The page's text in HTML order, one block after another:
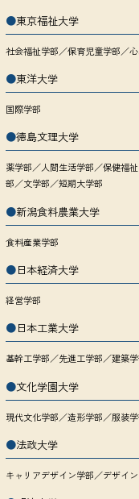
●東京福祉大学
社会福祉学部／保育児童学部／
●東洋大学
国際学部
●徳島文理大学
薬学部／人間生活学部／保健福
部／文学部／短期大学部
●新潟食料農業大学
食料産業学部
●日本経済大学
経営学部
●日本工業大学
基幹工学部／先進工学部／建築
●文化学園大学
現代文化学部／造形学部／服装
●法政大学
キャリアデザイン学部／デザイ